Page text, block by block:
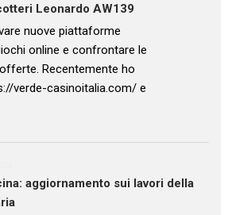
Leonardo AW139
nuove piattaforme
online e confrontare le
Recentemente ho
verde-casinoitalia.com/ e
aggiornamento sui lavori della